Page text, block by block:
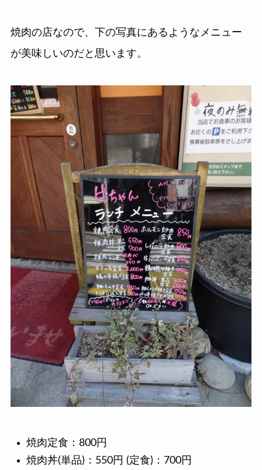
焼肉の店なので、下の写真にあるようなメニュー
が美味しいのだと思います。
焼肉定食：800円
焼肉丼(単品)：550円 (定食)：700円